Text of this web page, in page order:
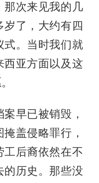
那次来见我的几
了，大约有四
式。当时我们就
西亚方面以及这
早已被销毁，
盖侵略罪行，
工后裔依然在不
的历史。那些没